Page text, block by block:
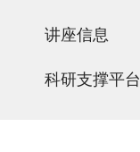
讲座信息
科研支撑平台